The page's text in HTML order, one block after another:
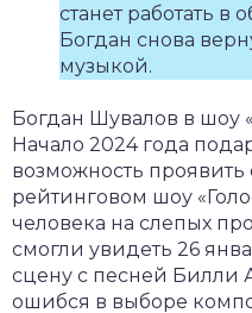
станет работать в
Богдан снова
музыкой.
Богдан Шувалов в шоу
Начало 2024 года
возможность проявить
рейтинговом шоу
человека на слепых
смогли увидеть 26
сцену с песней Билли
ошибся в выборе